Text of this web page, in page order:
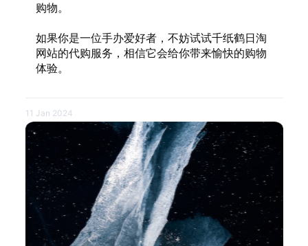
购物。
如果你是一位手办爱好者，不妨试试千纸鹤日淘
网站的代购服务，相信它会给你带来愉快的购物
体验。
11 Jan 2024